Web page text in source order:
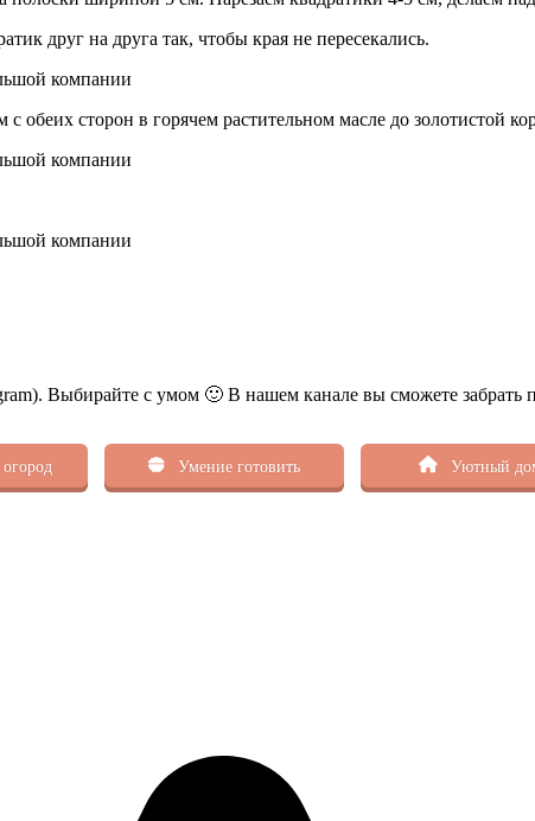
друг на друга так, чтобы края не пересекались.
сторон в горячем растительном масле до золотистой
Выбирайте с умом 🙂 В нашем канале вы сможете забрать
Умение готовить Уютный